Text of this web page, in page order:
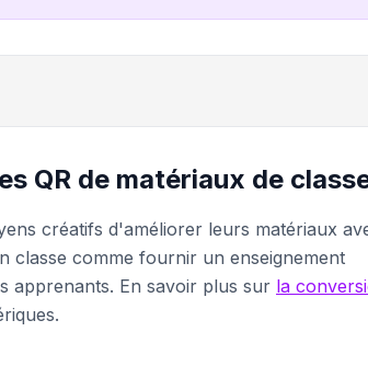
QR de matériaux de
créatifs d'améliorer leurs matériaux
classe comme fournir un enseignement
apprenants. En savoir plus sur la